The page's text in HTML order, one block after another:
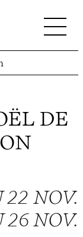
DE
22 NOV.
26 NOV.